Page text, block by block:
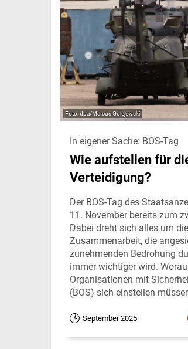
dpa/Marcus Golejewski
In eigener Sache: BOS-Tag
Wie aufstellen für
Verteidigung?
Der BOS-Tag des
11. November bereits zum
Dabei dreht sich alles um
Zusammenarbeit, die
zunehmenden Bedrohung
immer wichtiger wird.
Organisationen mit
(BOS) sich einstellen
September 2025